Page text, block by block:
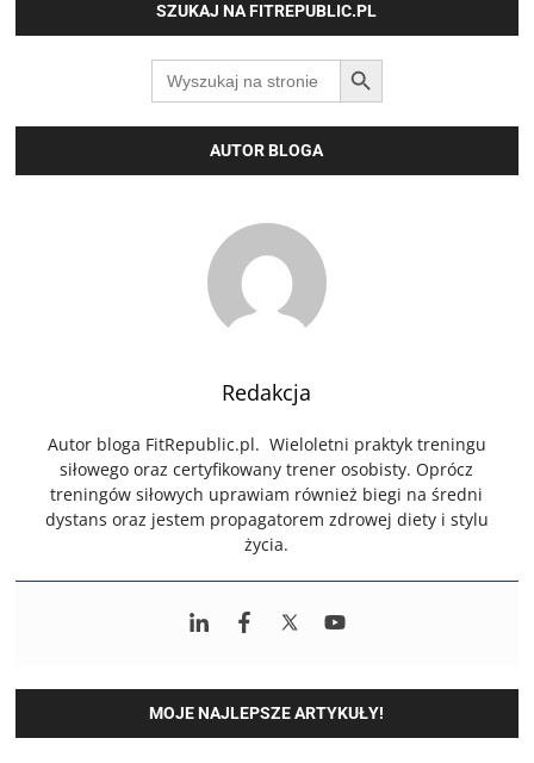
SZUKAJ NA FITREPUBLIC.PL
Search
for:
SEARCH BUTTON
AUTOR BLOGA
Redakcja
Autor bloga FitRepublic.pl. Wieloletni praktyk treningu
siłowego oraz certyfikowany trener osobisty. Oprócz
treningów siłowych uprawiam również biegi na średni
dystans oraz jestem propagatorem zdrowej diety i stylu
życia.
MOJE NAJLEPSZE ARTYKUŁY!